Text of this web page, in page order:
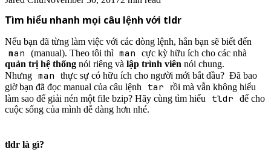
Tìm hiểu nhanh mọi câu lệnh với tldr
Nếu bạn đã từng làm việc với các dòng lệnh, hẳn bạn sẽ biết đến
man (manual). Theo tôi thì man
cực kỳ hữu ích cho các nhà
quản trị hệ thống nói riêng và lập trình viên nói chung.
Nhưng man
thực sự có hữu ích cho người mới bắt đầu? Đã bao
giờ bạn đã đọc manual của câu lệnh
tar
rồi mà vẫn không hiểu
làm sao để giải nén một file bzip? Hãy cùng tìm hiểu
tldr
để cho
cuộc sống của mình dễ dàng hơn nhé.
tldr là gì?